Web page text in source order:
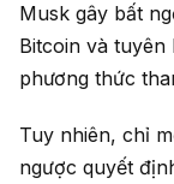
Musk gây bất
Bitcoin và
phương thức
Tuy nhiên, chỉ
ngược quyết